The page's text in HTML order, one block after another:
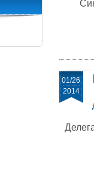
01/26
2014